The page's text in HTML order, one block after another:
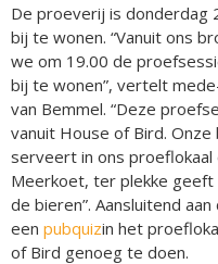
De proeverij is donderdag
bij te wonen. “Vanuit ons
we om 19.00 de
bij te wonen”, vertelt
van Bemmel. “Deze
vanuit House of Bird.
serveert in ons
Meerkoet, ter plekke
de bieren”. Aansluitend
een pubquizin het
of Bird genoeg te doen.